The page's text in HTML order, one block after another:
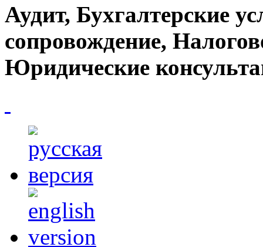
Аудит, Бухгалтерские
сопровождение,
Юридические